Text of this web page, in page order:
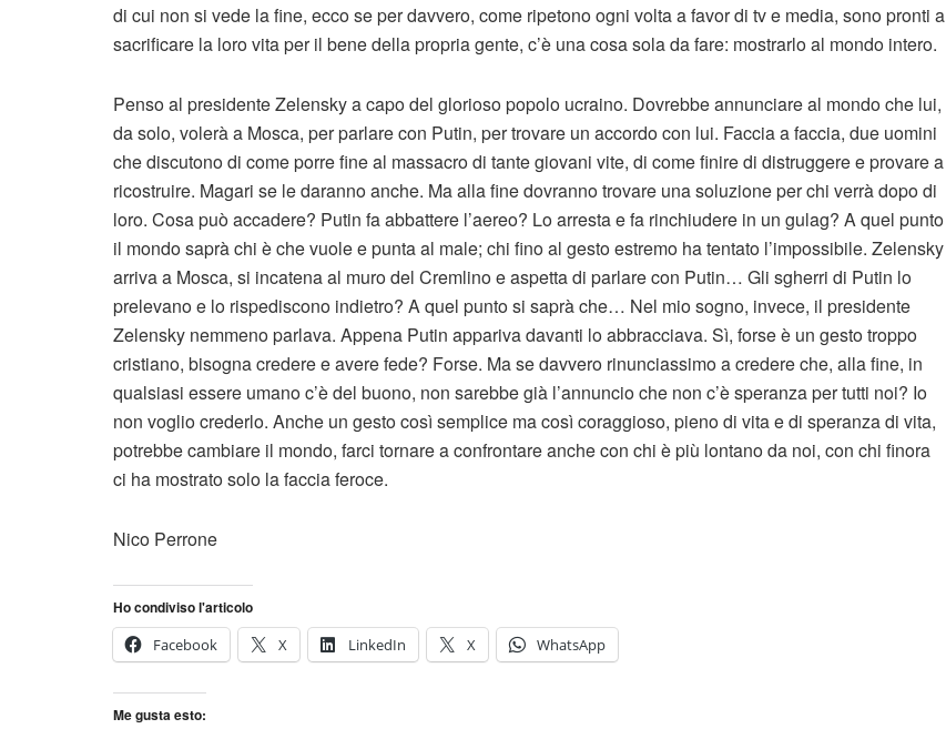
di cui non si vede la fine, ecco se per davvero, come ripetono ogni volta a favor di tv e media, sono pronti a
sacrificare la loro vita per il bene della propria gente, c’è una cosa sola da fare: mostrarlo al mondo intero.
Penso al presidente Zelensky a capo del glorioso popolo ucraino. Dovrebbe annunciare al mondo che lui,
da solo, volerà a Mosca, per parlare con Putin, per trovare un accordo con lui. Faccia a faccia, due uomini
che discutono di come porre fine al massacro di tante giovani vite, di come finire di distruggere e provare a
ricostruire. Magari se le daranno anche. Ma alla fine dovranno trovare una soluzione per chi verrà dopo di
loro. Cosa può accadere? Putin fa abbattere l’aereo? Lo arresta e fa rinchiudere in un gulag? A quel punto
il mondo saprà chi è che vuole e punta al male; chi fino al gesto estremo ha tentato l’impossibile. Zelensky
arriva a Mosca, si incatena al muro del Cremlino e aspetta di parlare con Putin… Gli sgherri di Putin lo
prelevano e lo rispediscono indietro? A quel punto si saprà che… Nel mio sogno, invece, il presidente
Zelensky nemmeno parlava. Appena Putin appariva davanti lo abbracciava. Sì, forse è un gesto troppo
cristiano, bisogna credere e avere fede? Forse. Ma se davvero rinunciassimo a credere che, alla fine, in
qualsiasi essere umano c’è del buono, non sarebbe già l’annuncio che non c’è speranza per tutti noi? Io
non voglio crederlo. Anche un gesto così semplice ma così coraggioso, pieno di vita e di speranza di vita,
potrebbe cambiare il mondo, farci tornare a confrontare anche con chi è più lontano da noi, con chi finora
ci ha mostrato solo la faccia feroce.
Nico Perrone
Ho condiviso l'articolo
Facebook
X LinkedIn X WhatsApp
Me gusta esto: